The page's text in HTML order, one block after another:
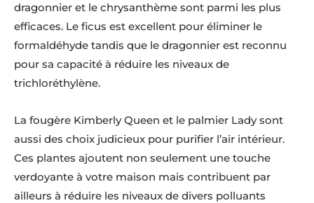
dragonnier et le chrysanthème sont parmi les plus
efficaces. Le ficus est excellent pour éliminer le
formaldéhyde tandis que le dragonnier est reconnu
pour sa capacité à réduire les niveaux de
trichloréthylène.
La fougère Kimberly Queen et le palmier Lady sont
aussi des choix judicieux pour purifier l’air intérieur.
Ces plantes ajoutent non seulement une touche
verdoyante à votre maison mais contribuent par
ailleurs à réduire les niveaux de divers polluants